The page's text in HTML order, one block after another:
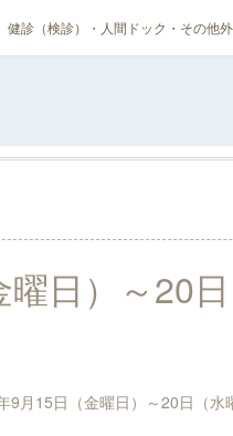
健診（検診）・人間ドック・その他
日）～20
月15日（金曜日）～20日（水